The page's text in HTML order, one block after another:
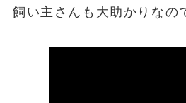
飼い主さんも大助かりなの